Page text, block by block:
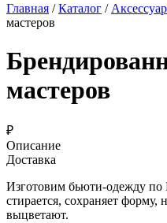
Главная /Каталог /
мастеров
мастеров
₽
Описание
Доставка
Изготовим бьюти-одежду по
стирается, сохраняет
выцветают.